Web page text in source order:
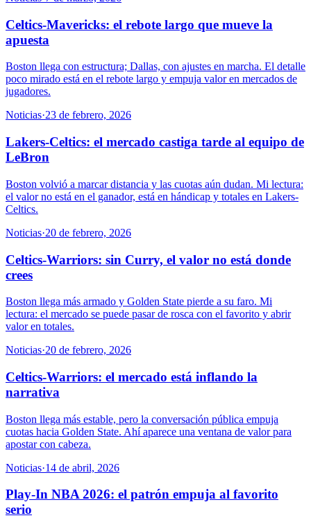
Celtics-Mavericks: el rebote largo que mueve la
apuesta
Boston llega con estructura; Dallas, con ajustes en marcha. El detalle
poco mirado está en el rebote largo y empuja valor en mercados de
jugadores.
Noticias·23 de febrero, 2026
Lakers-Celtics: el mercado castiga tarde al equipo de
LeBron
Boston volvió a marcar distancia y las cuotas aún dudan. Mi lectura:
el valor no está en el ganador, está en hándicap y totales en Lakers-
Celtics.
Noticias·20 de febrero, 2026
Celtics-Warriors: sin Curry, el valor no está donde
crees
Boston llega más armado y Golden State pierde a su faro. Mi
lectura: el mercado se puede pasar de rosca con el favorito y abrir
valor en totales.
Noticias·20 de febrero, 2026
Celtics-Warriors: el mercado está inflando la
narrativa
Boston llega más estable, pero la conversación pública empuja
cuotas hacia Golden State. Ahí aparece una ventana de valor para
apostar con cabeza.
Noticias·14 de abril, 2026
Play-In NBA 2026: el patrón empuja al favorito
serio